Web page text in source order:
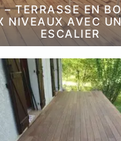
TERRASSE EN
NIVEAUX AVEC
ESCALIER